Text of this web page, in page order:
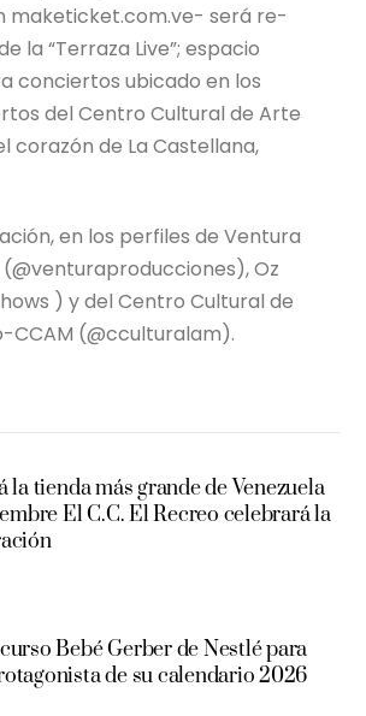
maketicket.com.ve- será re-
la “Terraza Live”; espacio
conciertos ubicado en los
del Centro Cultural de Arte
corazón de La Castellana,
en los perfiles de Ventura
Oz
) y del Centro Cultural de
CCAM (@cculturalam).
tienda más grande de Venezuela
El C.C. El Recreo celebrará la
Bebé Gerber de Nestlé para
de su calendario 2026